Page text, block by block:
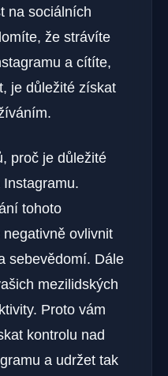
na sociálních
že strávíte
a cítíte,
je důležité získat
proč je důležité
tohoto
ovlivnit
sebevědomí. Dále
mezilidských
Proto vám
kontrolu nad
a udržet tak